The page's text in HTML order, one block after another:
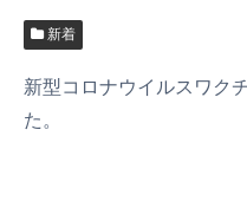
新着
新型コロナウイルスワク
た。